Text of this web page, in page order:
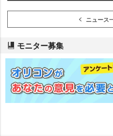
ニュース
モニター募集